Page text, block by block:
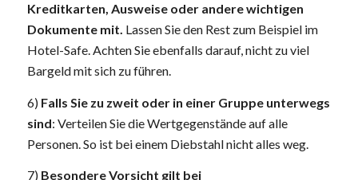
Kreditkarten, Ausweise oder andere wichtigen
Dokumente mit. Lassen Sie den Rest zum Beispiel im
Hotel-Safe. Achten Sie ebenfalls darauf, nicht zu viel
Bargeld mit sich zu führen.
6) Falls Sie zu zweit oder in einer Gruppe unterwegs
sind: Verteilen Sie die Wertgegenstände auf alle
Personen. So ist bei einem Diebstahl nicht alles weg.
7) Besondere Vorsicht gilt bei